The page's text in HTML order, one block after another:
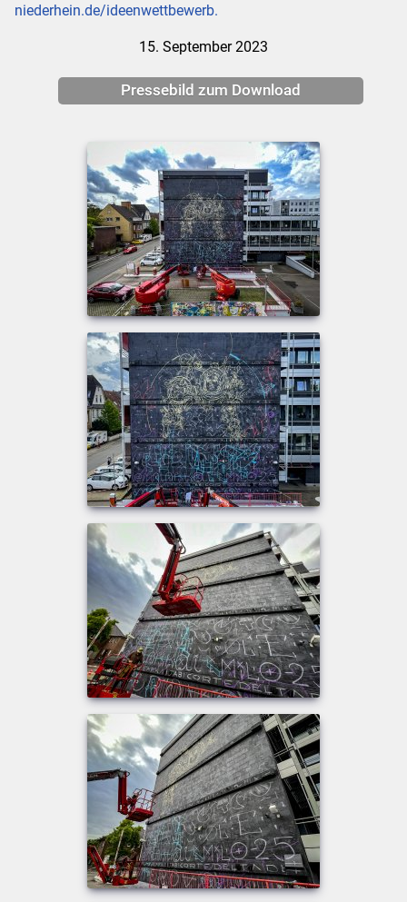
niederhein.de/ideenwettbewerb.
15. September 2023
Pressebild zum Download